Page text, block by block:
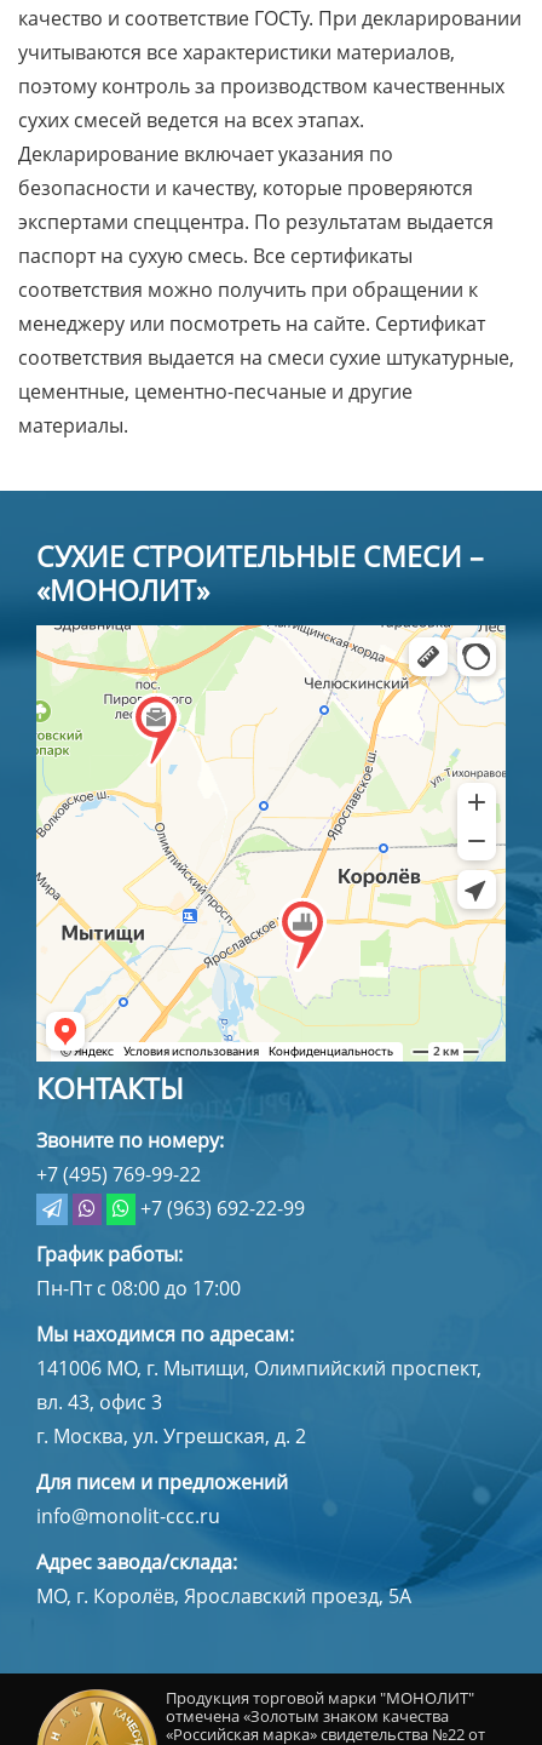
качество и соответствие ГОСТу. При декларировании
учитываются все характеристики материалов,
поэтому контроль за производством качественных
сухих смесей ведется на всех этапах.
Декларирование включает указания по
безопасности и качеству, которые проверяются
экспертами спеццентра. По результатам выдается
паспорт на сухую смесь. Все сертификаты
соответствия можно получить при обращении к
менеджеру или посмотреть на сайте. Сертификат
соответствия выдается на смеси сухие штукатурные,
цементные, цементно-песчаные и другие
материалы.
СУХИЕ СТРОИТЕЛЬНЫЕ СМЕСИ –
«МОНОЛИТ»
КОНТАКТЫ
Звоните по номеру:
+7 (495) 769-99-22
+7 (963) 692-22-99
График работы:
Пн-Пт с 08:00 до 17:00
Мы находимся по адресам:
141006 МО, г. Мытищи, Олимпийский проспект,
вл. 43, офис 3
г. Москва, ул. Угрешская, д. 2
Для писем и предложений
info@monolit-ccc.ru
Адрес завода/склада:
МО, г. Королёв, Ярославский проезд, 5А
Продукция торговой марки "МОНОЛИТ"
отмечена «Золотым знаком качества
«Российская марка» свидетельства №22 от